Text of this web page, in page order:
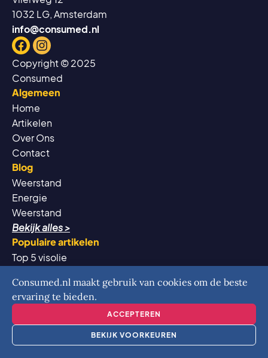
Consumed.nl maakt gebruik van cookies om de beste
ervaring te bieden.
ACCEPTEREN
BEKIJK VOORKEUREN
1032 LG, Amsterdam
info@consumed.nl
Facebook
Instagram
Copyright © 2025
Consumed
Algemeen
Home
Artikelen
Over Ons
Contact
Blog
Weerstand
Energie
Weerstand
Bekijk alles >
Populaire artikelen
Top 5 visolie
Top 6 vitamine B12
Bekijk alles >